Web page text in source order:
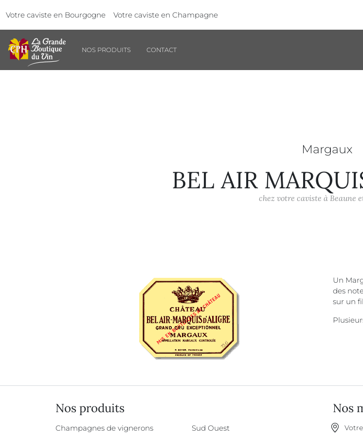
Votre caviste en Bourgogne
Votre caviste en Champagne
NOS PRODUITS CONTACT
Margaux
BEL AIR
chez votre caviste à Beaune
Un
des
sur un
Nos produits
Champagnes de vignerons Sud Ouest
Nos